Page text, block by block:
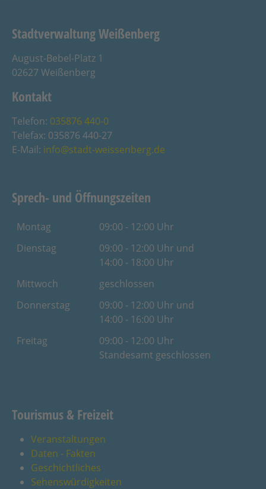
Stadtverwaltung Weißenberg
August-Bebel-Platz 1
02627 Weißenberg
Kontakt
Telefon: 035876 440-0
Telefax: 035876 440-27
E-Mail: info@stadt-weissenberg.de
Sprech- und Öffnungszeiten
Montag
09:00 - 12:00 Uhr
Dienstag
09:00 - 12:00 Uhr und
14:00 - 18:00 Uhr
Mittwoch
geschlossen
Donnerstag
09:00 - 12:00 Uhr und
14:00 - 16:00 Uhr
Freitag
09:00 - 12:00 Uhr
Standesamt geschlossen
Tourismus & Freizeit
Veranstaltungen
Daten - Fakten
Geschichtliches
Sehenswürdigkeiten